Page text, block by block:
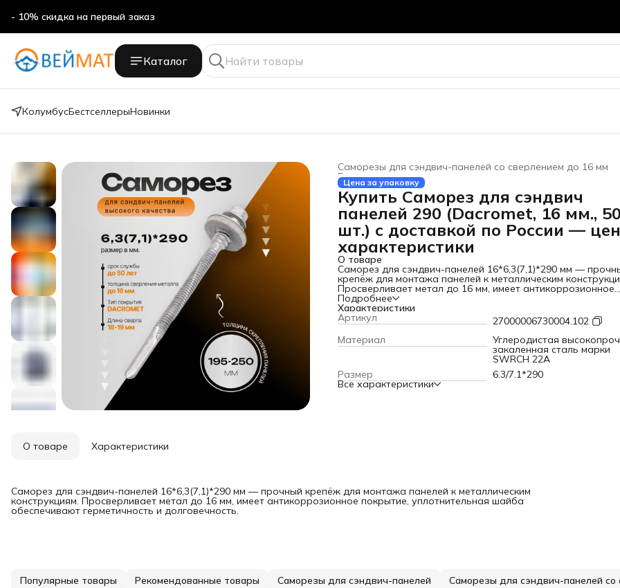
- 10% скидка на первый заказ
- 10% скидка на первый заказ
Каталог
КолумбусБестселлерыНовинки
Саморезы для сэндвич-панелей со сверлением до 16 мм
Главная ›
Цена за упаковку
Купить Саморез для сэндвич
панелей 290 (Dacromet, 16 мм., 50
шт.) с доставкой по России —
характеристики
О товаре
Саморез для сэндвич-панелей 16*6,3(7,1)*290 мм —
крепёж для монтажа панелей к металлическим
Просверливает метал до 16 мм, имеет антикоррозионное
покрытие, уплотнительная шайба обеспечивают
герметичность и долговечность.
Подробнее
Характеристики
Артикул
27000006730004.102
Материал
Углеродистая
закаленная сталь марки
SWRCH 22A
Размер
6.3/7.1*290
Все характеристики
О товаре Характеристики
Саморез для сэндвич-панелей 16*6,3(7,1)*290 мм — прочный крепёж для монтажа панелей к металлическим
конструкциям. Просверливает метал до 16 мм, имеет антикоррозионное покрытие, уплотнительная шайба
обеспечивают герметичность и долговечность.
Популярные товары Рекомендованные товары Саморезы для сэндвич-панелей